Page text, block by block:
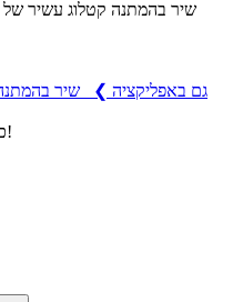
גם באפליקציה ❯
שיר
כל השירים שכבר הורדת מחכים לך כאן!